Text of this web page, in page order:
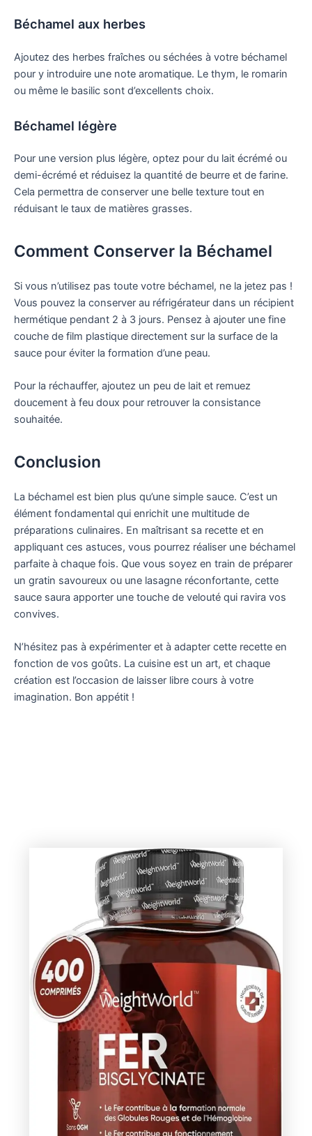
Béchamel aux herbes
Ajoutez des herbes fraîches ou séchées à votre béchamel
pour y introduire une note aromatique. Le thym, le romarin
ou même le basilic sont d’excellents choix.
Béchamel légère
Pour une version plus légère, optez pour du lait écrémé ou
demi-écrémé et réduisez la quantité de beurre et de farine.
Cela permettra de conserver une belle texture tout en
réduisant le taux de matières grasses.
Comment Conserver la Béchamel
Si vous n’utilisez pas toute votre béchamel, ne la jetez pas !
Vous pouvez la conserver au réfrigérateur dans un récipient
hermétique pendant 2 à 3 jours. Pensez à ajouter une fine
couche de film plastique directement sur la surface de la
sauce pour éviter la formation d’une peau.
Pour la réchauffer, ajoutez un peu de lait et remuez
doucement à feu doux pour retrouver la consistance
souhaitée.
Conclusion
La béchamel est bien plus qu’une simple sauce. C’est un
élément fondamental qui enrichit une multitude de
préparations culinaires. En maîtrisant sa recette et en
appliquant ces astuces, vous pourrez réaliser une béchamel
parfaite à chaque fois. Que vous soyez en train de préparer
un gratin savoureux ou une lasagne réconfortante, cette
sauce saura apporter une touche de velouté qui ravira vos
convives.
N’hésitez pas à expérimenter et à adapter cette recette en
fonction de vos goûts. La cuisine est un art, et chaque
création est l’occasion de laisser libre cours à votre
imagination. Bon appétit !